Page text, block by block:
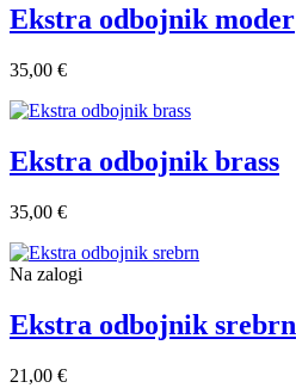
Ekstra odbojnik moder
35,00 €
Ekstra odbojnik brass
35,00 €
Na zalogi
Ekstra odbojnik srebrn
21,00 €